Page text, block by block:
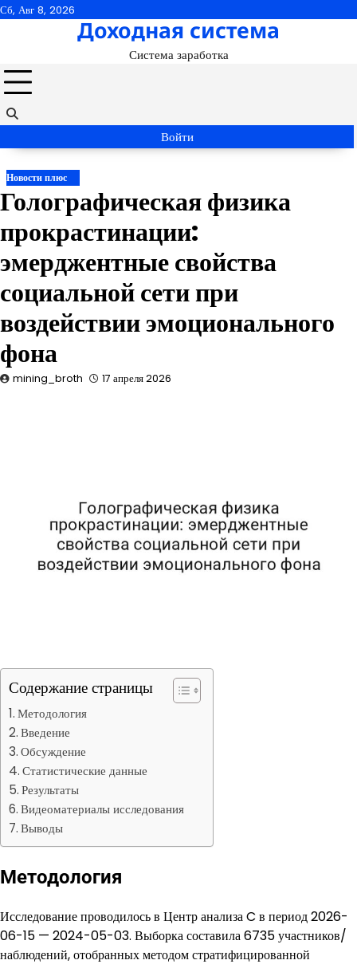
Перейти
Сб, Авг 8, 2026
Доходная система
Система заработка
Войти
Новости плюс
Голографическая физика
прокрастинации:
эмерджентные свойства
социальной сети при
воздействии эмоционального
фона
mining_broth 17 апреля 2026
Содержание страницы
Методология
Введение
Обсуждение
Статистические данные
Результаты
Видеоматериалы исследования
Выводы
Методология
Исследование проводилось в Центр анализа C в период 2026-
06-15 — 2024-05-03. Выборка составила 6735 участников/
наблюдений, отобранных методом стратифицированной